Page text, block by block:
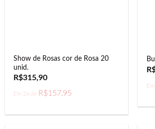
Show de Rosas cor de Rosa 20
unid.
R$315,90
Em 2x de R$157,95